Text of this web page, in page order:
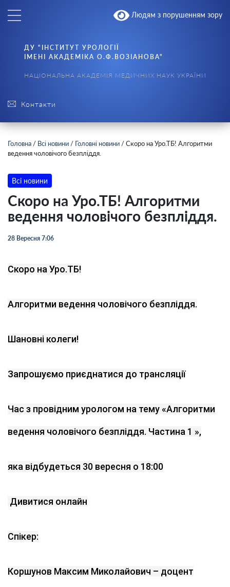
Людям з порушенням зору
Контакти
ДУ "ІНСТИТУТ УРОЛОГІЇ
ІМЕНІ АКАДЕМІКА О.Ф.ВОЗІАНОВА"
НАЦІОНАЛЬНА АКАДЕМІЯ МЕДИЧНИХ НАУК УКРАЇНИ
Головна / Всі новини / Головні новини /Скоро на Уро.ТБ! Алгоритми
ведення чоловічого безпліддя.
Всі новини
Скоро на Уро.ТБ! Алгоритми
ведення чоловічого безпліддя.
28 Вересня 7:06
Скоро на Уро.ТБ!
Алгоритми ведення чоловічого безпліддя.
Шановні колеги!
Запрошуємо приєднатися до трансляції
Час з провідним урологом на тему «Алгоритми
ведення чоловічого безпліддя. Частина 1 »,
яка відбудеться 30 вересня о 18:00
Дивитися онлайн
Спікер:
Коршунов Максим Миколайович – доцент